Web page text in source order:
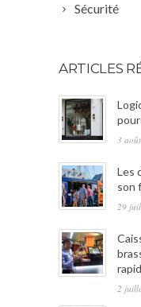
Sécurité
ARTICLES
3
Les
son
29
2